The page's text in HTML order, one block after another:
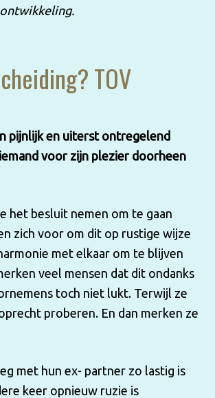
TOV
pijnlijk en uiterst ontregelend
voor zijn plezier doorheen
het besluit nemen om te gaan
zich voor om dit op rustige wijze
met elkaar om te blijven
veel mensen dat dit ondanks
toch niet lukt. Terwijl ze
proberen. En dan merken ze
met hun ex- partner zo lastig is
keer opnieuw ruzie is